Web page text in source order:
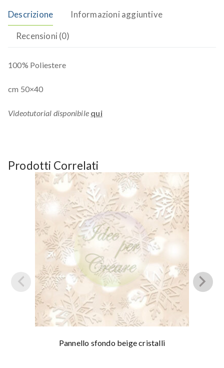
Descrizione Informazioni aggiuntive
Recensioni (0)
100% Poliestere
cm 50×40
Videotutorial disponibile qui
Prodotti Correlati
Pannello sfondo beige cristalli